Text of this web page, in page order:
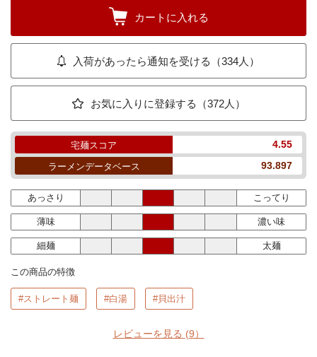
カートに入れる
入荷があったら通知を受ける（334人）
お気に入りに登録する（372人）
宅麺スコア 4.55
ラーメンデータベース 93.897
あっさり こってり
薄味 濃い味
細麺 太麺
この商品の特徴
#ストレート麺 #白湯 #貝出汁
レビューを見る (9）